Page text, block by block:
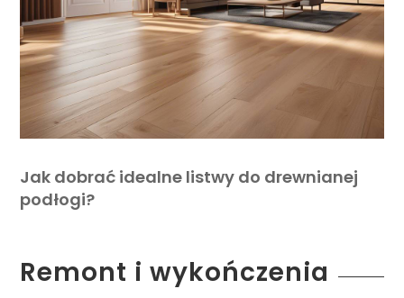
Jak dobrać idealne listwy do drewnianej
podłogi?
Remont i wykończenia